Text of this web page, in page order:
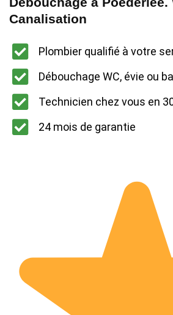
Canalisation
Plombier qualifié à votre
Débouchage WC, évie ou
Technicien chez vous en
24 mois de garantie